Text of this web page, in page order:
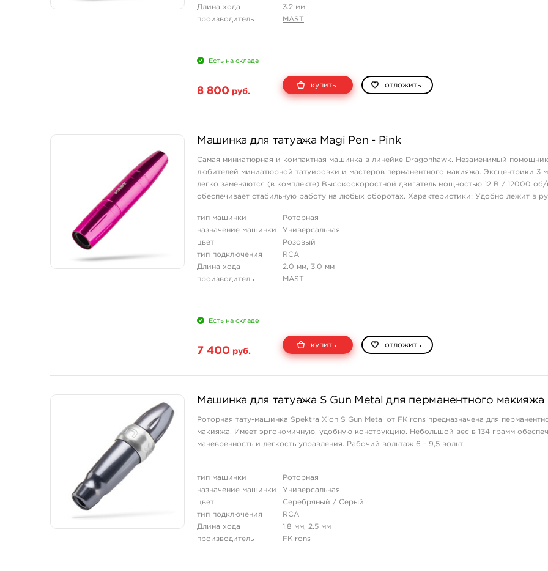
Длина хода
3.2 мм
производитель
MAST
Есть на складе
8 800 руб.
купить отложить
Машинка для татуажа Magi Pen - Pink
Самая миниатюрная и компактная машинка в линейке Dragonhawk. Незаменимый
любителей миниатюрной татуировки и мастеров перманентного макияжа. Эксцентрики 3
легко заменяются (в комплекте) Высокоскоростной двигатель мощностью 12 В / 12000 об/
обеспечивает стабильную работу на любых оборотах. Характеристики: Удобно лежит в
тип машинки
Роторная
назначение машинки
Универсальная
цвет
Розовый
тип подключения
RCA
Длина хода
2.0 мм, 3.0 мм
производитель
MAST
Есть на складе
7 400 руб.
купить отложить
Машинка для татуажа S Gun Metal для перманентного макияжа
Роторная тату-машинка Spektra Xion S Gun Metal от FKirons предназначена для
макияжа. Имеет эргономичную, удобную конструкцию. Небольшой вес в 134 грамм
маневренность и легкость управления. Рабочий вольтаж 6 - 9,5 вольт.
тип машинки
Роторная
назначение машинки
Универсальная
цвет
Серебряный / Серый
тип подключения
RCA
Длина хода
1.8 мм, 2.5 мм
производитель
FKirons